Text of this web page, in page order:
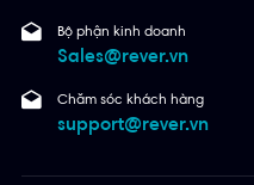
Bộ phận kinh doanh
Sales@rever.vn
Chăm sóc khách hàng
support@rever.vn